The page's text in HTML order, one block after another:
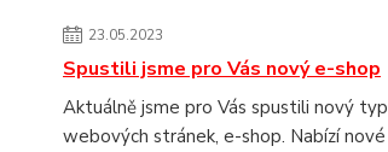
23.05.2023
Spustili jsme pro Vás nový e-shop
Aktuálně jsme pro Vás spustili nový typ
webových stránek, e-shop. Nabízí nové